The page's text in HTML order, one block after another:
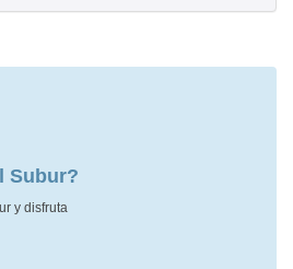
Subur?
y disfruta